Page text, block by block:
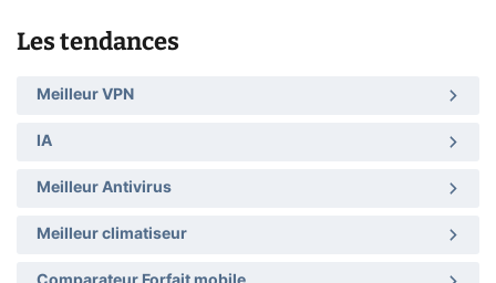
Les tendances
Meilleur VPN
IA
Meilleur Antivirus
Meilleur climatiseur